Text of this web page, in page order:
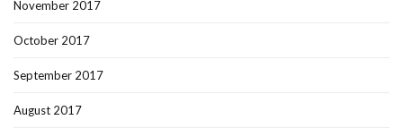
November 2017
October 2017
September 2017
August 2017